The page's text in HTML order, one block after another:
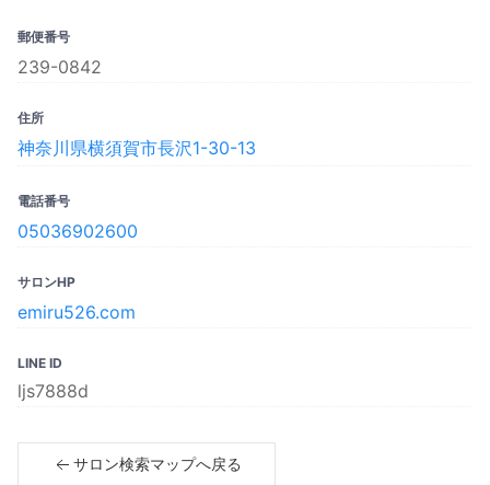
郵便番号
239-0842
住所
神奈川県横須賀市長沢1-30-13
電話番号
05036902600
サロンHP
emiru526.com
LINE ID
ljs7888d
サロン検索マップへ戻る